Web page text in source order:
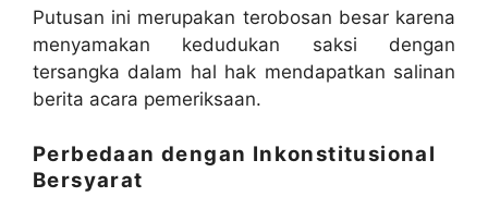
Putusan ini merupakan terobosan besar karena
menyamakan kedudukan saksi dengan
tersangka dalam hal hak mendapatkan salinan
berita acara pemeriksaan.
Perbedaan dengan Inkonstitusional
Bersyarat